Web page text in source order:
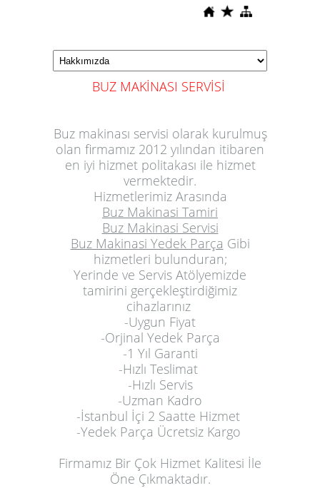
BUZ MAKİNASI SERVİSİ
Buz makinası servisi olarak kurulmuş
olan firmamız 2012 yılından itibaren
en iyi hizmet politakası ile hizmet
vermektedir.
Hizmetlerimiz Arasında
Buz Makinasi Tamiri
Buz Makinasi Servisi
Buz Makinasi Yedek Parça Gibi
hizmetleri bulunduran;
Yerinde ve Servis Atölyemizde
tamirini gerçekleştirdiğimiz
cihazlarınız
-Uygun Fiyat
-Orjinal Yedek Parça
-1 Yıl Garanti
-Hızlı Teslimat
-Hızlı Servis
-Uzman Kadro
-İstanbul İçi 2 Saatte Hizmet
-Yedek Parça Ücretsiz Kargo
Firmamız Bir Çok Hizmet Kalitesi İle
Öne Çıkmaktadır.